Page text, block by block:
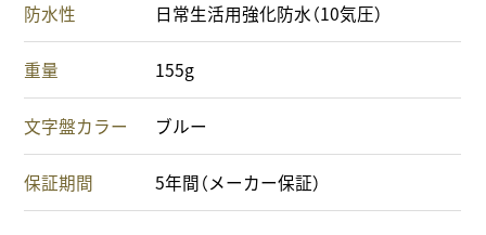
防水性 日常生活用強化防水（10気圧）
重量 155g
文字盤カラー ブルー
保証期間 5年間（メーカー保証）